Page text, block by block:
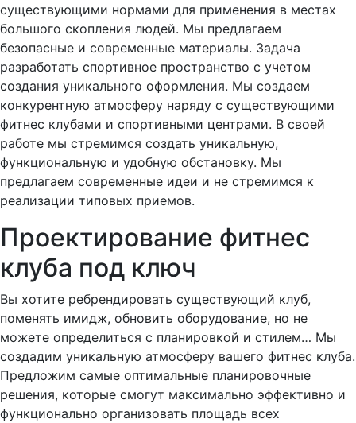
существующими нормами для применения в местах
большого скопления людей. Мы предлагаем
безопасные и современные материалы. Задача
разработать спортивное пространство с учетом
создания уникального оформления. Мы создаем
конкурентную атмосферу наряду с существующими
фитнес клубами и спортивными центрами. В своей
работе мы стремимся создать уникальную,
функциональную и удобную обстановку. Мы
предлагаем современные идеи и не стремимся к
реализации типовых приемов.
Проектирование фитнес
клуба под ключ
Вы хотите ребрендировать существующий клуб,
поменять имидж, обновить оборудование, но не
можете определиться с планировкой и стилем… Мы
создадим уникальную атмосферу вашего фитнес клуба.
Предложим самые оптимальные планировочные
решения, которые смогут максимально эффективно и
функционально организовать площадь всех